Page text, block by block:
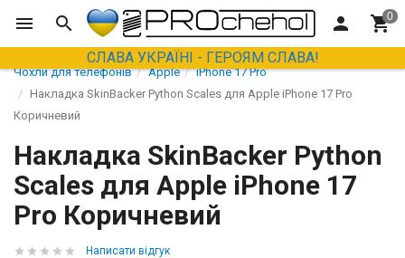
СЛАВА УКРАЇНІ - ГЕРОЯМ СЛАВА!
Чохли для телефонів Apple
iPhone 17 Pro
Накладка SkinBacker Python Scales для Apple iPhone 17 Pro
Коричневий
Накладка SkinBacker Python
Scales для Apple iPhone 17
Pro Коричневий
Написати відгук